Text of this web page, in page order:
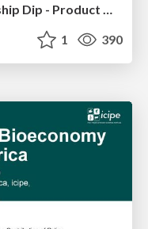
Navigating the Design Leadership Dip - Product Design Week Design Leaders+ Conference 2024
1 390